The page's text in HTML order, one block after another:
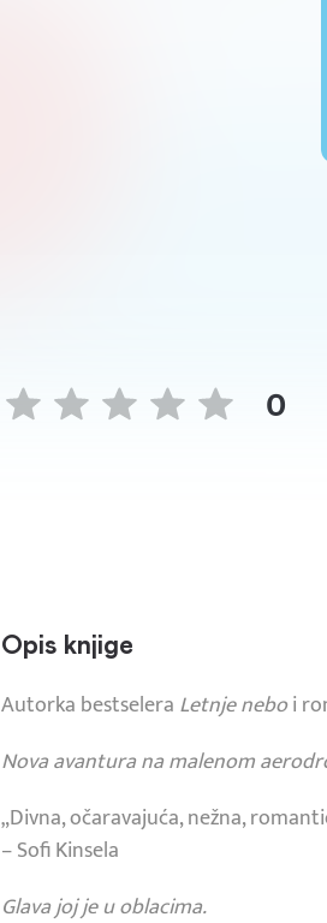
0
Opis knjige
Autorka bestselera Letnje neboi
Nova avantura na malenom
„Divna, očaravajuća, nežna,
– Sofi Kinsela
Glava joj je u oblacima.